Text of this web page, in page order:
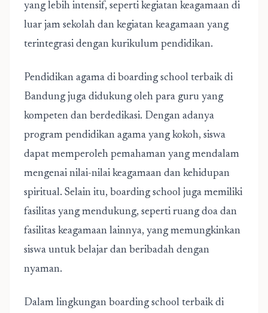
yang lebih intensif, seperti kegiatan keagamaan di
luar jam sekolah dan kegiatan keagamaan yang
terintegrasi dengan kurikulum pendidikan.
Pendidikan agama di boarding school terbaik di
Bandung juga didukung oleh para guru yang
kompeten dan berdedikasi. Dengan adanya
program pendidikan agama yang kokoh, siswa
dapat memperoleh pemahaman yang mendalam
mengenai nilai-nilai keagamaan dan kehidupan
spiritual. Selain itu, boarding school juga memiliki
fasilitas yang mendukung, seperti ruang doa dan
fasilitas keagamaan lainnya, yang memungkinkan
siswa untuk belajar dan beribadah dengan
nyaman.
Dalam lingkungan boarding school terbaik di